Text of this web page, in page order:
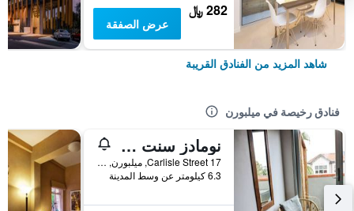
282 ﷼
عرض الصفقة
شاهد المزيد من الفنادق القريبة
فنادق رخيصة في ميلبورن
نومادز سنت كيلدا هوستل
17 Carlisle Street, ميلبورن, VIC, أستراليا
6.3 كيلومتر عن وسط المدينة